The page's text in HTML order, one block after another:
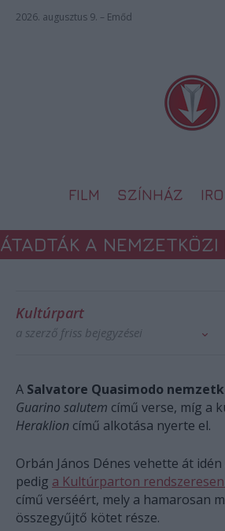
2026. augusztus 9. – Emőd
FILM SZÍNHÁZ
ÁTADTÁK A
Kultúrpart
a szerző friss bejegyzései
A Salvatore Quasimodo
Guarino salutem című verse, míg a
Heraklion című alkotása nyerte el.
Orbán János Dénes vehette át
pedig a Kultúrparton
című verséért, mely a hamarosan
összegyűjtő kötet része.